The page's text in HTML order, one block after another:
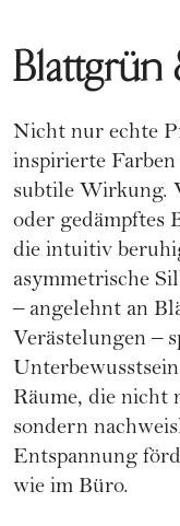
Blattgrün
Nicht nur echte
inspirierte
subtile Wirkung.
oder gedämpftes
die intuitiv
asymmetrische
– angelehnt an
Verästelungen –
Räume, die nicht
sondern
Entspannung
wie im Büro.